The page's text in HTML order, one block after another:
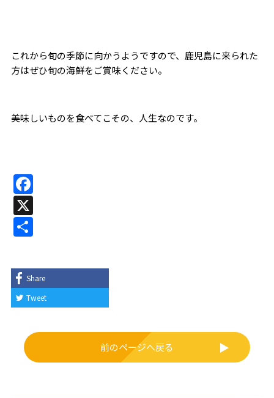
これから旬の季節に向かうようですので、鹿児島に来られた
方はぜひ旬の海鮮をご賞味ください。
美味しいものを食べてこその、人生なのです。
F
a
c
e
b
o
o
X
共
Share
Tweet
前のページへ戻る